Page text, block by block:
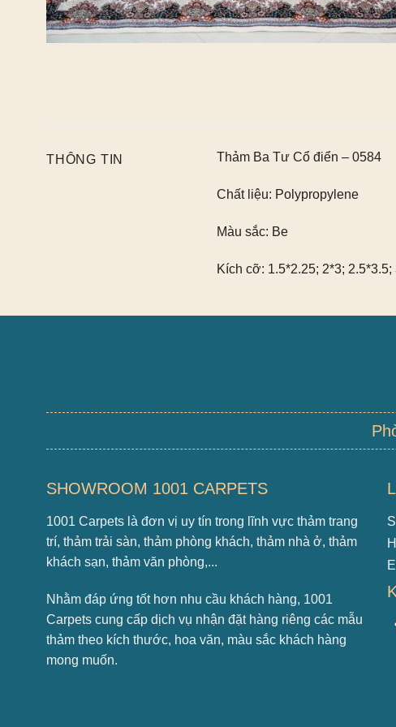
THÔNG TIN Thảm Ba Tư Cổ điển – 0584
Chất liệu: Polypropylene
Màu sắc: Be
Kích cỡ: 1.5*2.25; 2*3; 2.5*3.5;
SHOWROOM 1001 CARPETS
1001 Carpets là đơn vị uy tín trong lĩnh vực thảm trang
trí, thảm trải sàn, thảm phòng khách, thảm nhà ở, thảm
khách sạn, thảm văn phòng,...
Nhằm đáp ứng tốt hơn nhu cầu khách hàng, 1001
Carpets cung cấp dịch vụ nhận đặt hàng riêng các mẫu
thảm theo kích thước, hoa văn, màu sắc khách hàng
mong muốn.